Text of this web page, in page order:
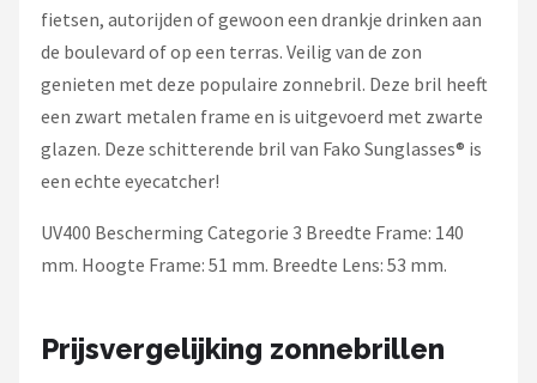
fietsen, autorijden of gewoon een drankje drinken aan
de boulevard of op een terras. Veilig van de zon
genieten met deze populaire zonnebril. Deze bril heeft
een zwart metalen frame en is uitgevoerd met zwarte
glazen. Deze schitterende bril van Fako Sunglasses® is
een echte eyecatcher!
UV400 Bescherming Categorie 3 Breedte Frame: 140
mm. Hoogte Frame: 51 mm. Breedte Lens: 53 mm.
Prijsvergelijking zonnebrillen